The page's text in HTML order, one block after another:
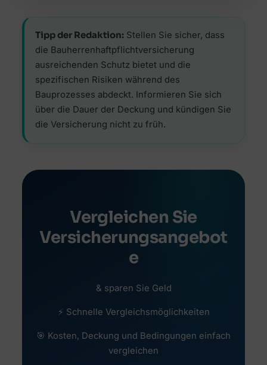
Tipp der Redaktion: Stellen Sie sicher, dass
die Bauherrenhaftpflichtversicherung
ausreichenden Schutz bietet und die
spezifischen Risiken während des
Bauprozesses abdeckt. Informieren Sie sich
über die Dauer der Deckung und kündigen Sie
die Versicherung nicht zu früh.
Vergleichen Sie
Versicherungsangebot
e
& sparen Sie Geld
⚡ Schnelle Vergleichsmöglichkeiten
🎯 Kosten, Deckung und Bedingungen einfach
vergleichen